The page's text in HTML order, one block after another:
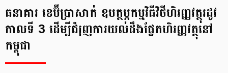
ធនាគារ ខេប៊ីប្រាសាក់ ឧបត្ថម្ភកម្មវិធីវិថីហិរញ្ញវត្ថុរដូវ
កាលទី 3 ដើម្បីជំរុញការយល់ដឹងផ្នែកហិរញ្ញវត្ថុនៅ
កម្ពុជា